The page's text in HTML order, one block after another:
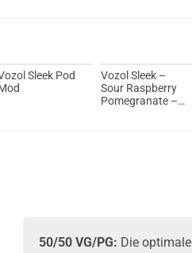
Sleek Pod
Vozol Sleek –
Sour Raspberry
Pomegranate –
50/50 VG/PG: Die optimale